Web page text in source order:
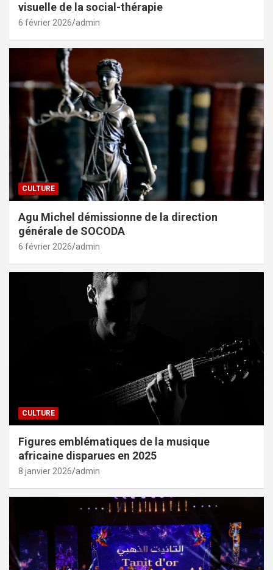
visuelle de la social-thérapie
6 février 2026 admin
CULTURE
Agu Michel démissionne de la direction
générale de SOCODA
6 février 2026 admin
CULTURE
Figures emblématiques de la musique
africaine disparues en 2025
8 janvier 2026 admin